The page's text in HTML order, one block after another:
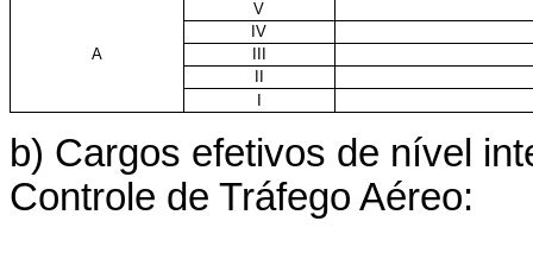
A
V
IV
b) Cargos efetivos de nível
Controle de Tráfego Aéreo: